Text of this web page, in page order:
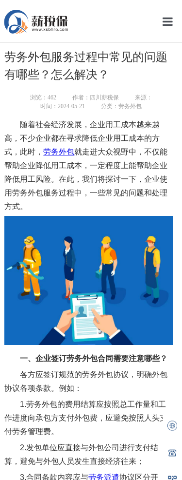
网
劳务外包服务过程中常见的问题
有哪些？怎么解决？
浏览： 462 作者：四川薪税保
来源：
时间：2024-05-21
分类：劳务外包
随着社会经济发展，企业用工成本越来越
高，不少企业都在寻求降低企业用工成本的方
式，此时，劳务外包就走进大众视野中，不仅能
帮助企业降低用工成本，一定程度上能帮助企业
降低用工风险。在此，我们将探讨一下，企业使
用劳务外包服务过程中，一些常见的问题和处理
方式。
一、企业签订劳务外包合同需要注意哪些？
各方应签订规范的劳务外包协议，明确外包
协议各项条款。例如：
1.劳务外包的费用结算应按照总工作量和工
作进度向承包方支付外包费，应避免按照人头支
付劳务管理费。
2.发包单位应直接与外包公司进行支付结
算，避免与外包人员发生直接经济往来；
3.合同条款内容应与劳务派遣协议区分开